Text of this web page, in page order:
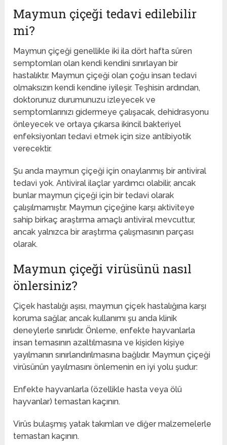
Maymun çiçeği tedavi edilebilir
mi?
Maymun çiçeği genellikle iki ila dört hafta süren
semptomları olan kendi kendini sınırlayan bir
hastalıktır. Maymun çiçeği olan çoğu insan tedavi
olmaksızın kendi kendine iyileşir. Teşhisin ardından,
doktorunuz durumunuzu izleyecek ve
semptomlarınızı gidermeye çalışacak, dehidrasyonu
önleyecek ve ortaya çıkarsa ikincil bakteriyel
enfeksiyonları tedavi etmek için size antibiyotik
verecektir.
Şu anda maymun çiçeği için onaylanmış bir antiviral
tedavi yok. Antiviral ilaçlar yardımcı olabilir, ancak
bunlar maymun çiçeği için bir tedavi olarak
çalışılmamıştır. Maymun çiçeğine karşı aktiviteye
sahip birkaç araştırma amaçlı antiviral mevcuttur,
ancak yalnızca bir araştırma çalışmasının parçası
olarak.
Maymun çiçeği virüsünü nasıl
önlersiniz?
Çiçek hastalığı aşısı, maymun çiçek hastalığına karşı
koruma sağlar, ancak kullanımı şu anda klinik
deneylerle sınırlıdır. Önleme, enfekte hayvanlarla
insan temasının azaltılmasına ve kişiden kişiye
yayılmanın sınırlandırılmasına bağlıdır. Maymun çiçeği
virüsünün yayılmasını önlemenin en iyi yolu şudur:
Enfekte hayvanlarla (özellikle hasta veya ölü
hayvanlar) temastan kaçının.
Virüs bulaşmış yatak takımları ve diğer malzemelerle
temastan kaçının.